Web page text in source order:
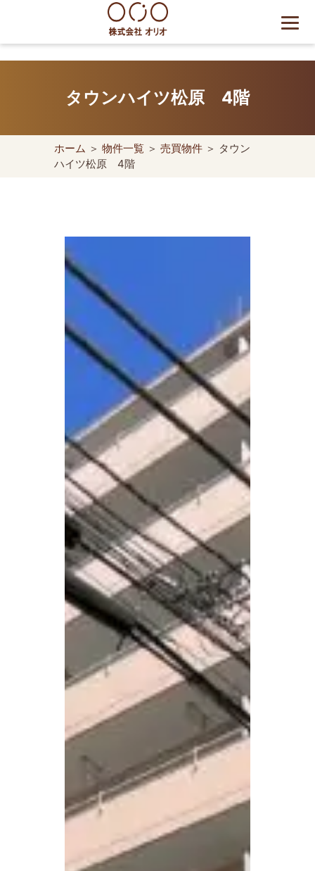
content
世田谷区の相続・空き家・借
却・買取は株式会社Orio
タウンハイツ松原 4階
ホーム ＞ 物件一覧 ＞ 売買物件 ＞ タウン
ハイツ松原 4階